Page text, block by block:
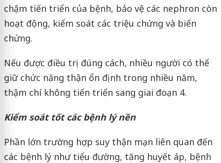
chậm tiến triển của bệnh, bảo vệ các nephron còn
hoạt động, kiểm soát các triệu chứng và biến
chứng.
Nếu được điều trị đúng cách, nhiều người có thể
giữ chức năng thận ổn định trong nhiều năm,
thậm chí không tiến triển sang giai đoạn 4.
Kiểm soát tốt các bệnh lý nền
Phần lớn trường hợp suy thận mạn liên quan đến
các bệnh lý như tiểu đường, tăng huyết áp, bệnh